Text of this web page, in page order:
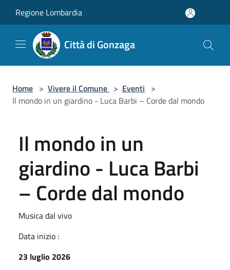
Regione Lombardia
Città di Gonzaga
Home > Vivere il Comune > Eventi >
Il mondo in un giardino - Luca Barbi – Corde dal mondo
Il mondo in un
giardino - Luca Barbi
– Corde dal mondo
Musica dal vivo
Data inizio :
23 luglio 2026